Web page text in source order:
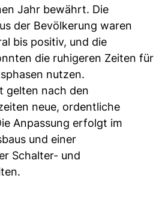
Jahr bewährt. Die
der Bevölkerung waren
bis positiv, und die
die ruhigeren Zeiten für
nutzen.
gelten nach den
neue, ordentliche
Anpassung erfolgt im
und einer
Schalter- und